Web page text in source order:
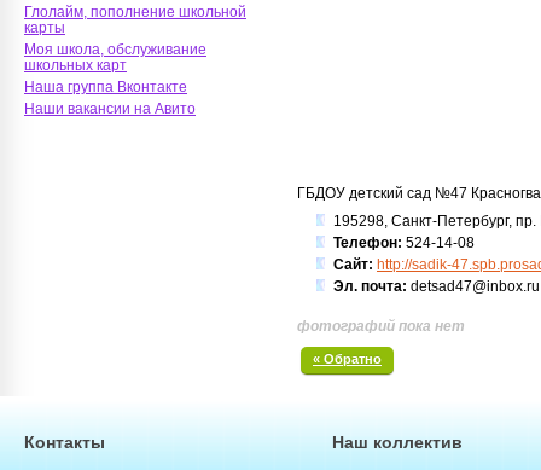
Глолайм, пополнение школьной
карты
Моя школа, обслуживание
школьных карт
Наша группа Вконтакте
Наши вакансии на Авито
ГБДОУ детский сад №47
195298, Санкт-Петербург,
Телефон: 524-14-08
Сайт: http://sadik-
Эл. почта: detsad47@inbox.ru
фотографий пока нет
« Обратно
Контакты Наш коллектив